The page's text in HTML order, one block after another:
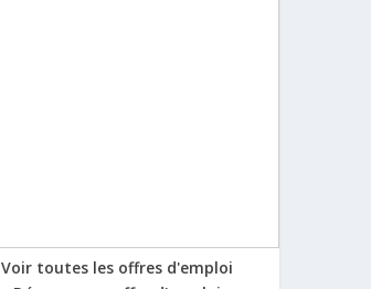
Voir toutes les offres d'emploi